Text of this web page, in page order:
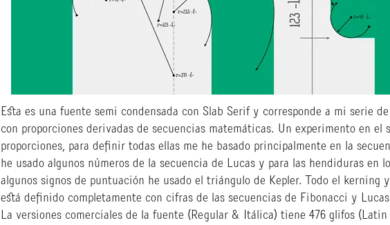
Esta es una fuente semi condensada con Slab Serif y corresponde a mi serie
con proporciones derivadas de secuencias matemáticas. Un experimento en el
proporciones, para definir todas ellas me he basado principalmente en la
he usado algunos números de la secuencia de Lucas y para las hendiduras en
algunos signos de puntuación he usado el triángulo de Kepler. Todo el kerning
está definido completamente con cifras de las secuencias de Fibonacci y
La versiones comerciales de la fuente (Regular & Itálica) tiene 476 glifos